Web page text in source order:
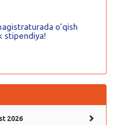
o’qish
stipendiya!
2026